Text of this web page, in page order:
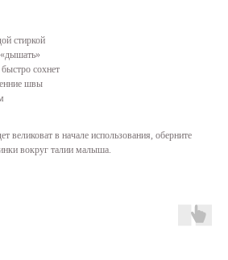
стиркой
сохнет
швы
великоват в начале использования, оберните
вокруг талии малыша.